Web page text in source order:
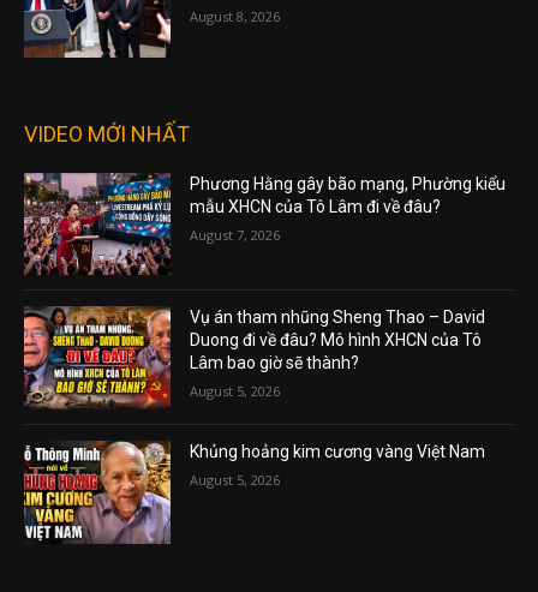
August 8, 2026
VIDEO MỚI NHẤT
Phương Hằng gây bão mạng, Phường kiểu
mẫu XHCN của Tô Lâm đi về đâu?
August 7, 2026
Vụ án tham nhũng Sheng Thao – David
Duong đi về đâu? Mô hình XHCN của Tô
Lâm bao giờ sẽ thành?
August 5, 2026
Khủng hoảng kim cương vàng Việt Nam
August 5, 2026